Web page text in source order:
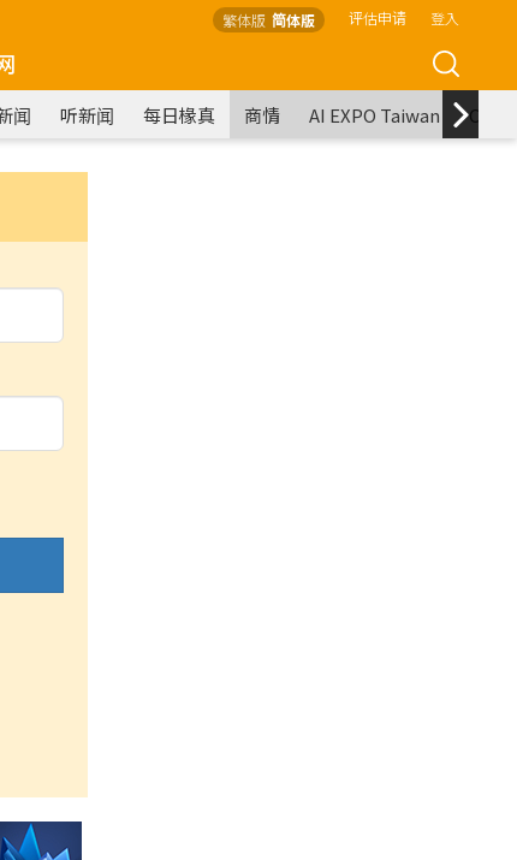
繁体版 简体版 评估申请 登入
闻 听新闻 每日椽真 商情 AI EXPO Taiwan